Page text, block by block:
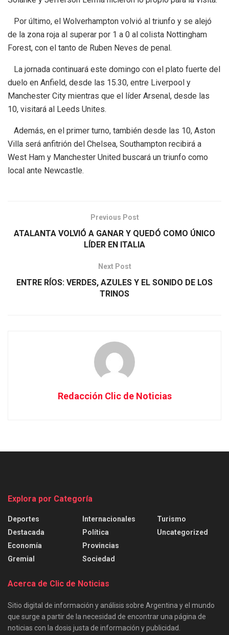
Por último, el Wolverhampton volvió al triunfo y se alejó
de la zona roja al superar por 1 a 0 al colista Nottingham
Forest, con el tanto de Ruben Neves de penal.
La jornada continuará este domingo con el plato fuerte del
duelo en Anfield, desde las 15.30, entre Liverpool y
Manchester City mientras que el líder Arsenal, desde las
10, visitará al Leeds Unites.
Además, en el primer turno, también desde las 10, Aston
Villa será anfitrión del Chelsea, Southampton recibirá a
West Ham y Manchester United buscará un triunfo como
local ante Newcastle.
Previous Post
ATALANTA VOLVIÓ A GANAR Y QUEDÓ COMO ÚNICO
LÍDER EN ITALIA
Next Post
ENTRE RÍOS: VERDES, AZULES Y EL SONIDO DE LOS
TRINOS
Redacción Clic de Noticias
Explora por Categoría
Deportes
Destacada
Economía
Gremial
Internacionales
Política
Provincias
Sociedad
Turismo
Uncategorized
Acerca de Clic de Noticias
Sitio digital de información y análisis sobre Argentina y el mundo
que surge a partir de la necesidad de encontrar una página de
noticias con la dosis justa de información y publicidad.